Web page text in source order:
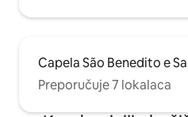
Capela São Benedito e
Preporučuje 7 lokalaca